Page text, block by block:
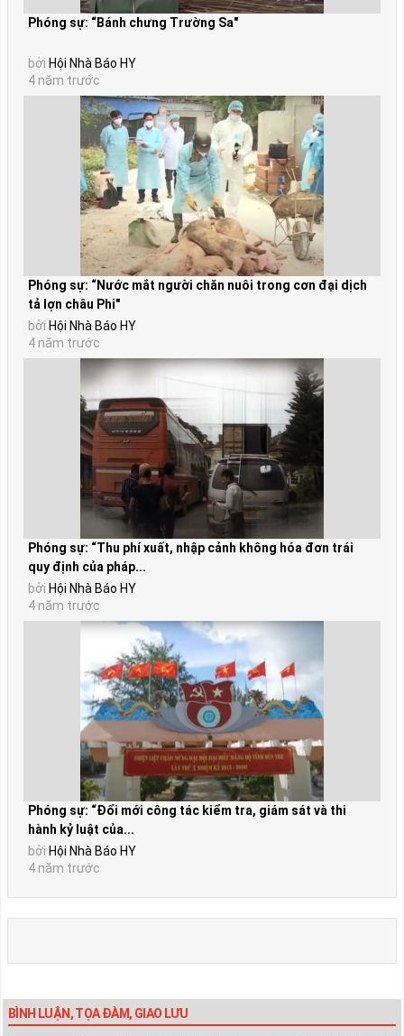
Phóng sự: “Bánh chưng Trường Sa"
bởi Hội Nhà Báo HY
4 năm trước
Phóng sự: “Nước mắt người chăn nuôi trong cơn đại dịch
tả lợn châu Phi"
bởi Hội Nhà Báo HY
4 năm trước
Phóng sự: “Thu phí xuất, nhập cảnh không hóa đơn trái
quy định của pháp...
bởi Hội Nhà Báo HY
4 năm trước
Phóng sự: “Đổi mới công tác kiểm tra, giám sát và thi
hành kỷ luật của...
bởi Hội Nhà Báo HY
4 năm trước
BÌNH LUẬN, TỌA ĐÀM, GIAO LƯU